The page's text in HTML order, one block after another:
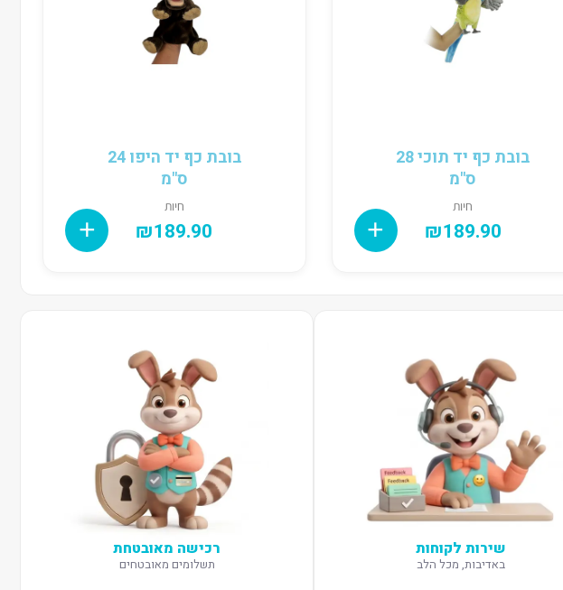
בובת כף יד תוכי 28
ס"מ
חיות
₪189.90
בובת כף יד היפו 24
ס"מ
חיות
₪189.90
שירות לקוחות
באדיבות, מכל הלב
רכישה מאובטחת
תשלומים מאובטחים